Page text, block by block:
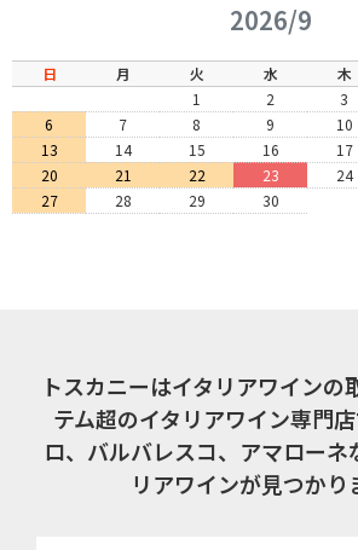
2026/9
日 月 火 水 木
1
2 3
6
7 8 9 10
13
14 15 16 17
20
21 22 23 24
27
28 29 30
トスカニーはイタリアワインの
テム超のイタリアワイン専門店
ロ、バルバレスコ、アマローネ
リアワインが見つかり